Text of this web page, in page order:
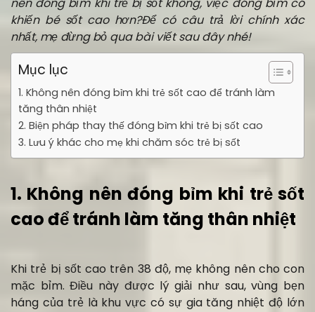
khiến bé sốt cao hơn?Để có câu trả lời chính xác
nhất, mẹ đừng bỏ qua bài viết sau đây nhé!
Mục lục
1. Không nên đóng bỉm khi trẻ sốt cao để tránh làm
tăng thân nhiệt
2. Biện pháp thay thế đóng bỉm khi trẻ bị sốt cao
3. Lưu ý khác cho mẹ khi chăm sóc trẻ bị sốt
1. Không nên đóng bỉm khi trẻ sốt
cao để tránh làm tăng thân nhiệt
Khi trẻ bị sốt cao trên 38 độ, mẹ không nên cho con
mặc bỉm. Điều này được lý giải như sau, vùng bẹn
háng của trẻ là khu vực có sự gia tăng nhiệt độ lớn